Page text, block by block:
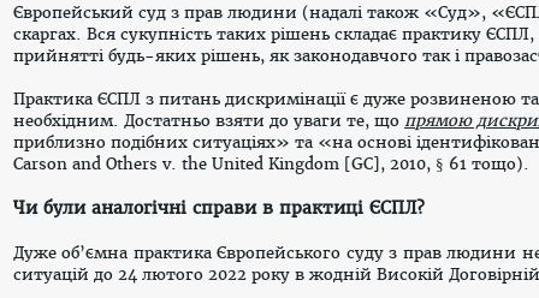
Європейський суд з прав людини (надалі також «Суд»,
скаргах. Вся сукупність таких рішень складає практику
прийнятті будь-яких рішень, як законодавчого так і
Практика ЄСПЛ з питань дискримінації є дуже розвиненою та
необхідним. Достатньо взяти до уваги те, що прямою
приблизно подібних ситуаціях» та «на основі
Carson and Others v. the United Kingdom [GC], 2010, § 61 тощо).
Чи були аналогічні справи в практиці ЄСПЛ?
Дуже об’ємна практика Європейського суду з прав людини
ситуацій до 24 лютого 2022 року в жодній Високій